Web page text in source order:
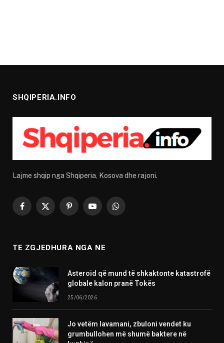
SHQIPERIA.INFO
Lajme shqip nga Shqiperia, Kosova dhe rajoni.
Facebook
X
PinterestYouTubeWhatsApp
TE ZGJEDHURA NGA NE
Asteroid që mund të shkaktonte katastrofë
globale kalon pranë Tokës
25/06/2026
Jo vetëm lavamani, zbuloni vendet ku
grumbullohen më shumë baktere në